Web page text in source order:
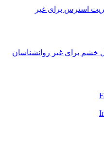
استرس برای غیر
خشم برای غیر روانشناسان